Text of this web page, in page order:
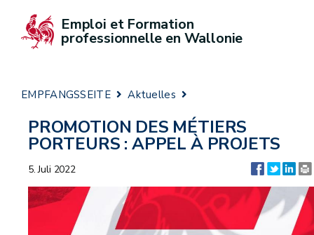
Emploi et Formation
professionnelle en Wallonie
EMPFANGSSEITE Aktuelles
PROMOTION DES MÉTIERS
PORTEURS : APPEL À PROJETS
5. Juli 2022